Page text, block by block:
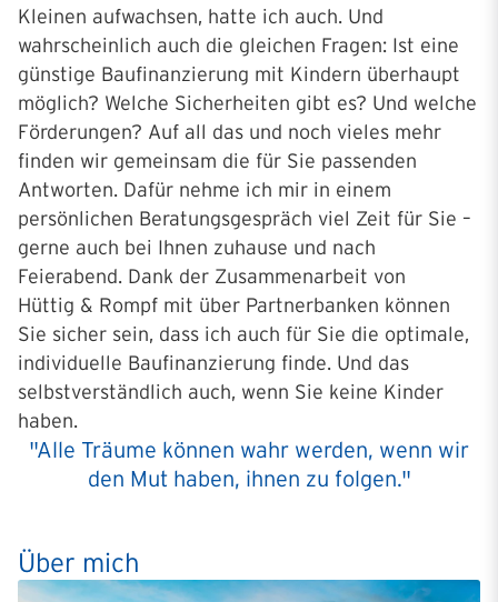
Kleinen aufwachsen, hatte ich auch. Und
wahrscheinlich auch die gleichen Fragen: Ist eine
günstige Baufinanzierung mit Kindern überhaupt
möglich? Welche Sicherheiten gibt es? Und welche
Förderungen? Auf all das und noch vieles mehr
finden wir gemeinsam die für Sie passenden
Antworten. Dafür nehme ich mir in einem
persönlichen Beratungsgespräch viel Zeit für Sie –
gerne auch bei Ihnen zuhause und nach
Feierabend. Dank der Zusammenarbeit von
Hüttig & Rompf mit über Partnerbanken können
Sie sicher sein, dass ich auch für Sie die optimale,
individuelle Baufinanzierung finde. Und das
selbstverständlich auch, wenn Sie keine Kinder
haben.
"Alle Träume können wahr werden, wenn wir
den Mut haben, ihnen zu folgen."
Über mich